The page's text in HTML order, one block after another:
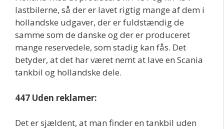
lastbilerne, så der er lavet rigtig mange af dem i
hollandske udgaver, der er fuldstændig de
samme som de danske og der er produceret
mange reservedele, som stadig kan fås. Det
betyder, at det har været nemt at lave en Scania
tankbil og hollandske dele.
447 Uden reklamer:
Det er sjældent, at man finder en tankbil uden